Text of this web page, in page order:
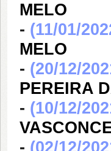
MELO
- (11/01/
MELO
- (20/12/
PEREIRA
- (10/12/
- (02/12/